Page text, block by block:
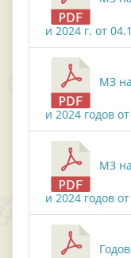
и 2024 г. от
МЗ
и 2024 годов
МЗ
и 2024 годов